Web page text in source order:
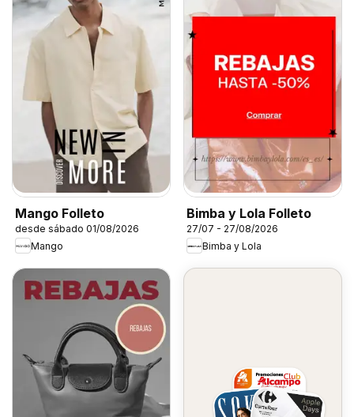
Mango Folleto
desde sábado 01/08/2026
Mango
Bimba y Lola Folleto
27/07 - 27/08/2026
Bimba y Lola